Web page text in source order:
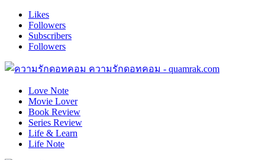
Likes
Followers
Subscribers
Followers
ความรักดอทคอม - quamrak.com
Love Note
Movie Lover
Book Review
Series Review
Life & Learn
Life Note